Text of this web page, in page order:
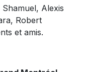
Alexis
Robert
et amis.